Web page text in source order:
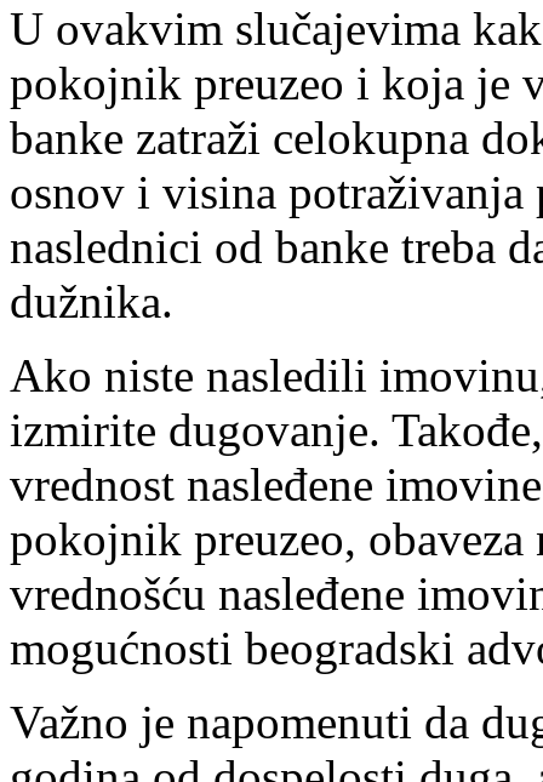
U ovakvim slučajevima
pokojnik preuzeo i koja je
banke zatraži celokupna
osnov i visina potraživanja
naslednici od banke treba
dužnika.
Ako niste nasledili
izmirite dugovanje.
vrednost nasleđene
pokojnik preuzeo, obaveza
vrednošću nasleđene
mogućnosti beogradski
Važno je napomenuti da